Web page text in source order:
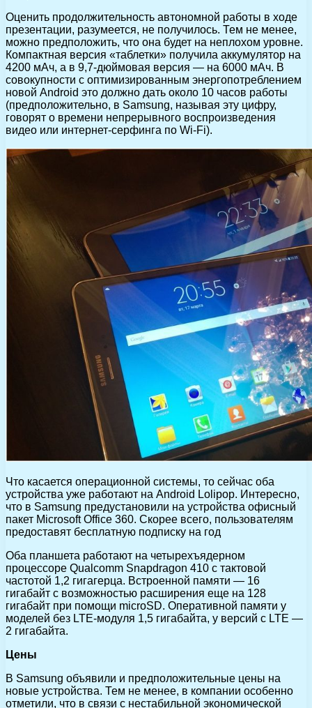
Оценить продолжительность автономной работы в ходе
презентации, разумеется, не получилось. Тем не менее,
можно предположить, что она будет на неплохом уровне.
Компактная версия «таблетки» получила аккумулятор на
4200 мАч, а в 9,7-дюймовая версия — на 6000 мАч. В
совокупности с оптимизированным энергопотреблением
новой Android это должно дать около 10 часов работы
(предположительно, в Samsung, называя эту цифру,
говорят о времени непрерывного воспроизведения
видео или интернет-серфинга по Wi-Fi).
Что касается операционной системы, то сейчас оба
устройства уже работают на Android Lolipop. Интересно,
что в Samsung предустановили на устройства офисный
пакет Microsoft Office 360. Скорее всего, пользователям
предоставят бесплатную подписку на год
Оба планшета работают на четырехъядерном
процессоре Qualcomm Snapdragon 410 с тактовой
частотой 1,2 гигагерца. Встроенной памяти — 16
гигабайт с возможностью расширения еще на 128
гигабайт при помощи microSD. Оперативной памяти у
моделей без LTE-модуля 1,5 гигабайта, у версий с LTE —
2 гигабайта.
Цены
В Samsung объявили и предположительные цены на
новые устройства. Тем не менее, в компании особенно
отметили, что в связи с нестабильной экономической